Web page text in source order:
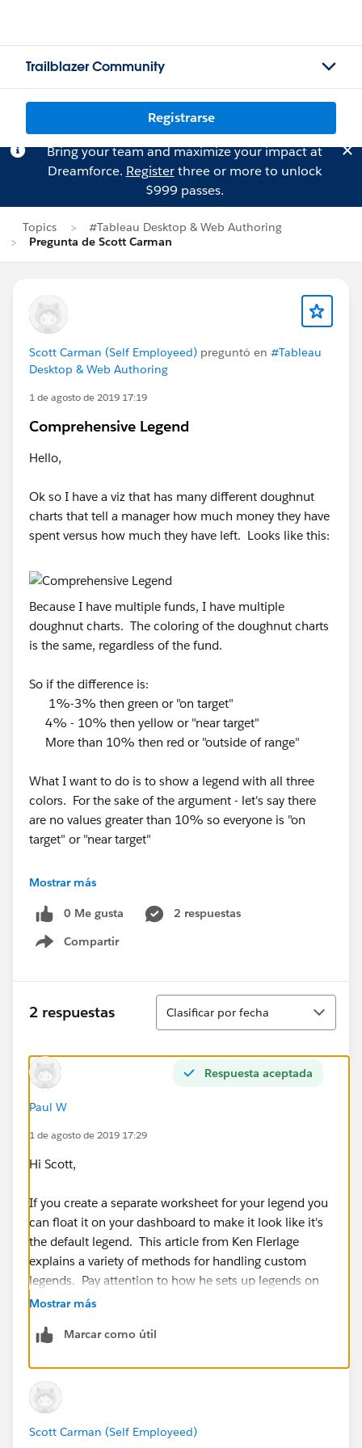
Trailblazer Community
Registrarse
Bring your team and maximize your impact at
Dreamforce. Registerthree or more to unlock
$999 passes.
Topics
#Tableau Desktop & Web Authoring
Pregunta de Scott Carman
Scott Carman (Self Employeed) preguntó en #Tableau
Desktop & Web Authoring
1 de agosto de 2019 17:19
Comprehensive Legend
Hello,
Ok so I have a viz that has many different doughnut
charts that tell a manager how much money they have
spent versus how much they have left. Looks like this:
Because I have multiple funds, I have multiple
doughnut charts. The coloring of the doughnut charts
is the same, regardless of the fund.
So if the difference is:
1%-3% then green or "on target"
4% - 10% then yellow or "near target"
More than 10% then red or "outside of range"
What I want to do is to show a legend with all three
colors. For the sake of the argument - let's say there
are no values greater than 10% so everyone is "on
target" or "near target"
In other words what I want to show is this:
but with the absence of values greater than 10% i am
Any one have an idea on how I might be able to do
this?
Scott
Mostrar más
0 Me gusta
2 respuestas
Compartir
Show menu
2 respuestas
Ordenar
Clasificar por fecha
Respuesta aceptada
Paul W
1 de agosto de 2019 17:29
Hi Scott,
If you create a separate worksheet for your legend you
can float it on your dashboard to make it look like it's
the default legend. This article from Ken Flerlage
explains a variety of methods for handling custom
legends. Pay attention to how he sets up legends on
separate worksheets.
https://www.kenflerlage.com/2019/06/legends.html
Paul
Mostrar más
Marcar como útil
Scott Carman (Self Employeed)